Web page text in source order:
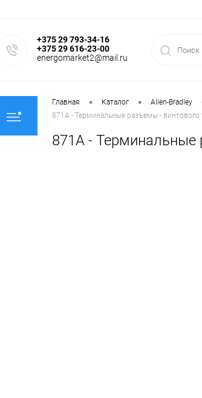
+375 29 793-34-16
+375 29 616-23-00
energomarket2@mail.ru
Главная • Каталог • Allen-Bradley
871А - Терминальные разъемы -
871А - Терминальные